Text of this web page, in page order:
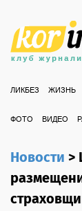
ЛИКБЕЗ ЖИЗНЬ
ФОТО ВИДЕО
Новости>